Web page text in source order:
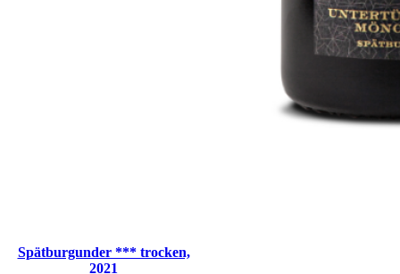
Spätburgunder *** trocken,
2021